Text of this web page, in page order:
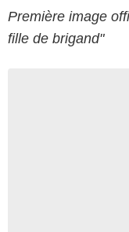
Première image
fille de brigand"